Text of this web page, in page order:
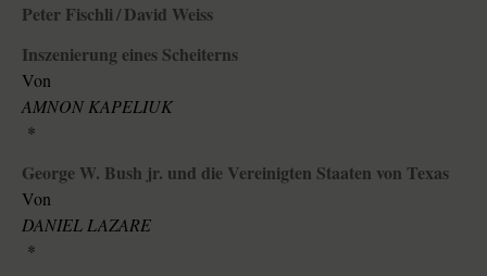
Peter Fischli / David Weiss
Inszenierung eines Scheiterns
Von
AMNON KAPELIUK
*
George W. Bush jr. und die Vereinigten Staaten von Texas
Von
DANIEL LAZARE
*